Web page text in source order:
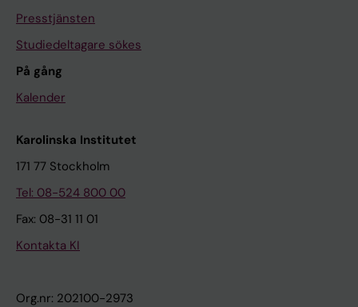
Presstjänsten
Studiedeltagare sökes
På gång
Kalender
Karolinska Institutet
171 77 Stockholm
Tel: 08-524 800 00
Fax: 08-31 11 01
Kontakta KI
Org.nr: 202100-2973